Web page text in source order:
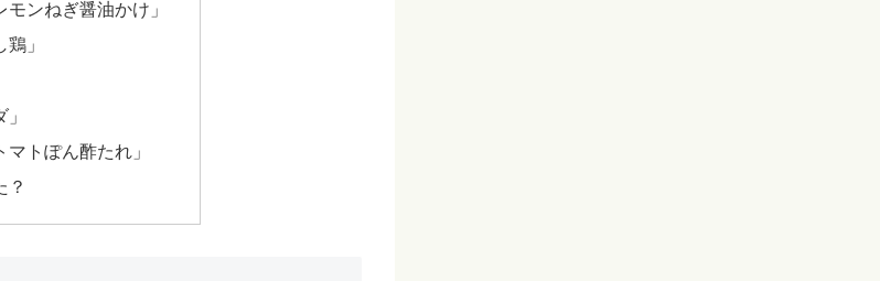
ンねぎ醤油かけ」
」
トぽん酢たれ」
？